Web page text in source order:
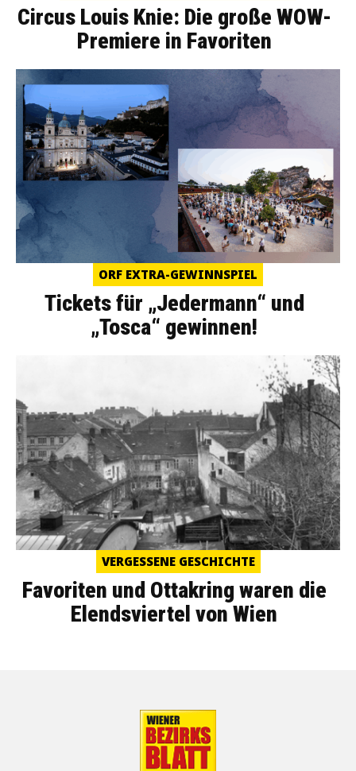
Circus Louis Knie: Die große WOW-
Premiere in Favoriten
ORF EXTRA-GEWINNSPIEL
Tickets für „Jedermann“ und
„Tosca“ gewinnen!
VERGESSENE GESCHICHTE
Favoriten und Ottakring waren die
Elendsviertel von Wien